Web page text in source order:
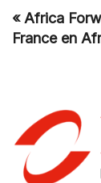
« Africa
France en